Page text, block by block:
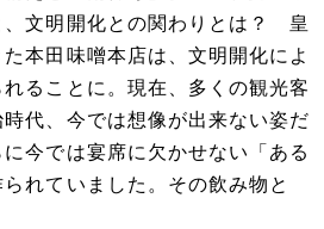
、文明開化との関わりとは？ 皇
本田味噌本店は、文明開化によ
ることに。現在、多くの観光客
代、今では想像が出来ない姿だ
今では宴席に欠かせない「ある
れていました。その飲み物と